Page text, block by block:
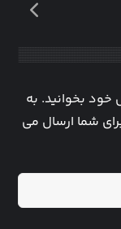
خود بخوانید. به
شما ارسال می